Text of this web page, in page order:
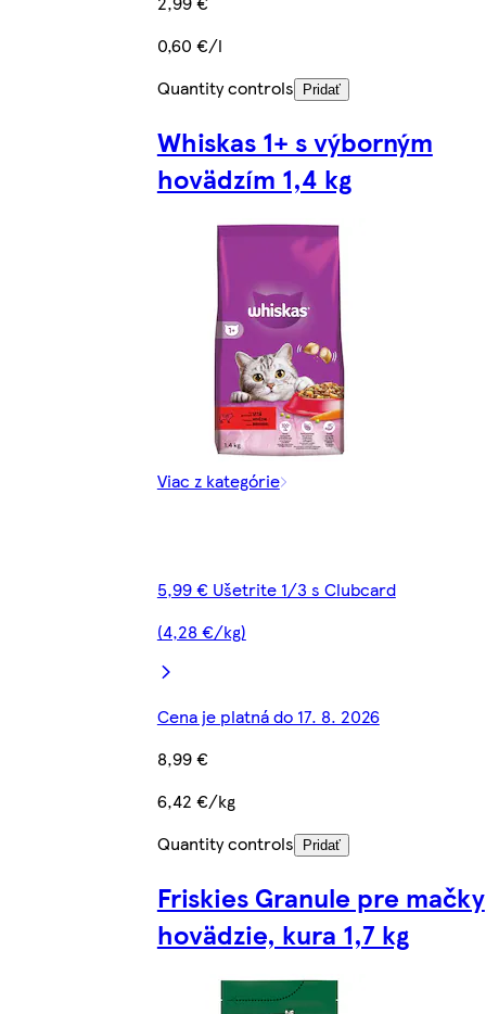
0,60 €/l
Quantity controls
Pridať
Whiskas 1+ s výborným
hovädzím 1,4 kg
Viac z kategórie
5,99 € Ušetrite 1/3 s Clubcard
(4,28 €/kg)
Cena je platná do 17. 8. 2026
8,99 €
6,42 €/kg
Quantity controls
Pridať
Friskies Granule pre mačky
hovädzie, kura 1,7 kg